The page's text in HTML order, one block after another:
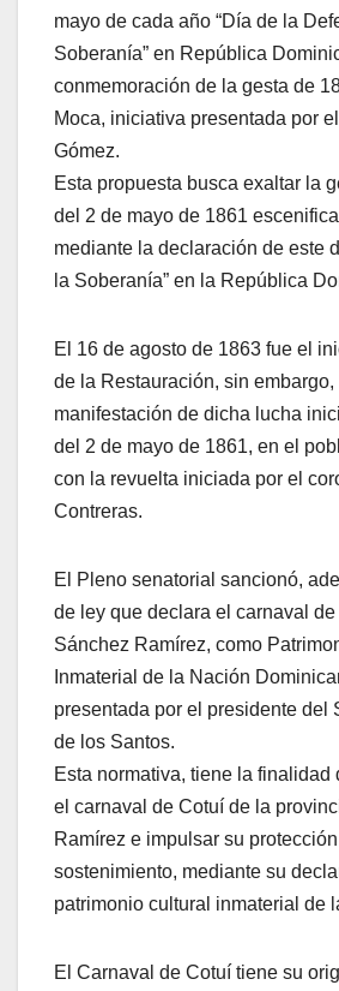
mayo de cada año “Día de la
Soberanía” en República
conmemoración de la gesta de
Moca, iniciativa presentada por
Gómez.
Esta propuesta busca exaltar la
del 2 de mayo de 1861
mediante la declaración de este
la Soberanía” en la República
El 16 de agosto de 1863 fue el
de la Restauración, sin embargo,
manifestación de dicha lucha
del 2 de mayo de 1861, en el
con la revuelta iniciada por el
Contreras.
El Pleno senatorial sancionó,
de ley que declara el carnaval
Sánchez Ramírez, como
Inmaterial de la Nación
presentada por el presidente del
de los Santos.
Esta normativa, tiene la finalidad
el carnaval de Cotuí de la
Ramírez e impulsar su
sostenimiento, mediante su
patrimonio cultural inmaterial de
El Carnaval de Cotuí tiene su